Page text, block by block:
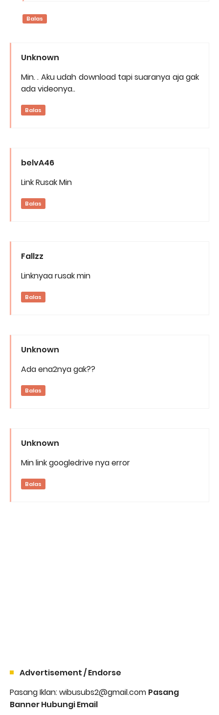
Balas
Unknown
Min. . Aku udah download tapi suaranya aja gak
ada videonya..
Balas
belvA46
Link Rusak Min
Balas
Fallzz
Linknyaa rusak min
Balas
Unknown
Ada ena2nya gak??
Balas
Unknown
Min link googledrive nya error
Balas
Advertisement / Endorse
Pasang Iklan: wibusubs2@gmail.com Pasang
Banner Hubungi Email